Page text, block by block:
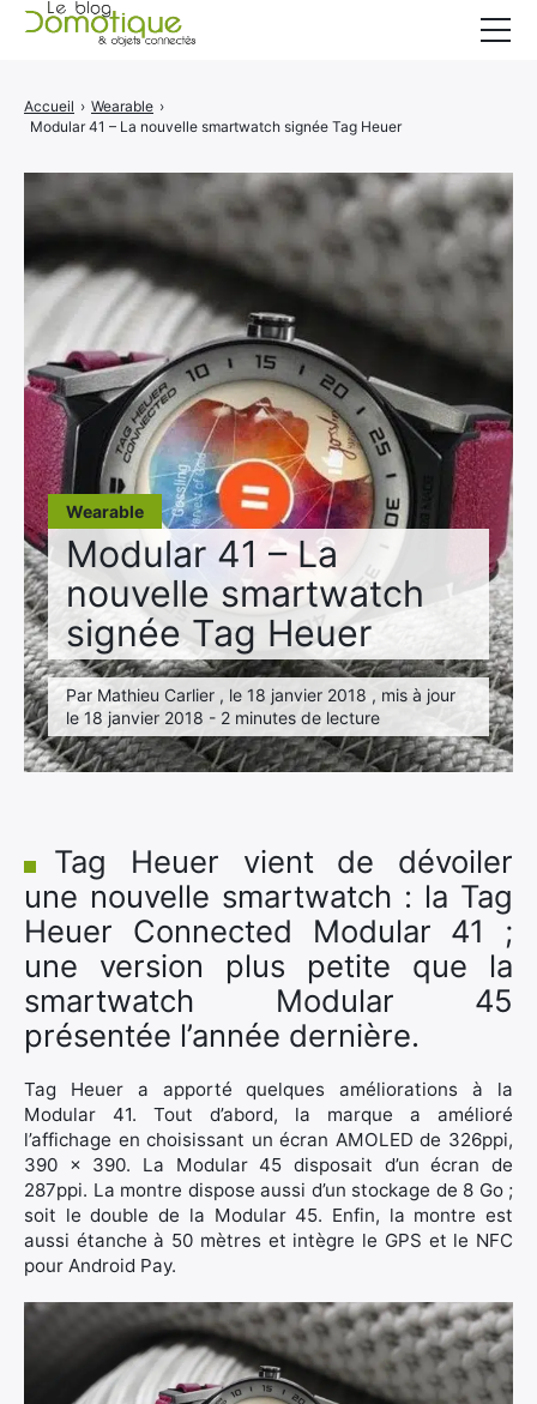
Wearable
Modular 41 – La
nouvelle smartwatch
signée Tag Heuer
Par Mathieu Carlier , le 18 janvier 2018 , mis à jour
le 18 janvier 2018 - 2 minutes de lecture
Accueil › Wearable ›
Modular 41 – La nouvelle smartwatch signée Tag Heuer
Tag Heuer vient de dévoiler
une nouvelle smartwatch : la Tag
Heuer Connected Modular 41 ;
une version plus petite que la
smartwatch Modular 45
présentée l’année dernière.
Tag Heuer a apporté quelques améliorations à la
Modular 41. Tout d’abord, la marque a amélioré
l’affichage en choisissant un écran AMOLED de 326ppi,
390 x 390. La Modular 45 disposait d’un écran de
287ppi. La montre dispose aussi d’un stockage de 8 Go ;
soit le double de la Modular 45. Enfin, la montre est
aussi étanche à 50 mètres et intègre le GPS et le NFC
pour Android Pay.
Catégories
CONTACT